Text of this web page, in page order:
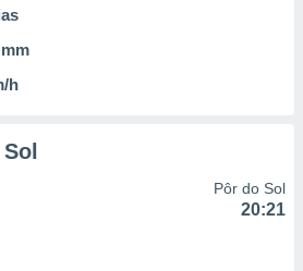
h
Pôr do Sol
20:21